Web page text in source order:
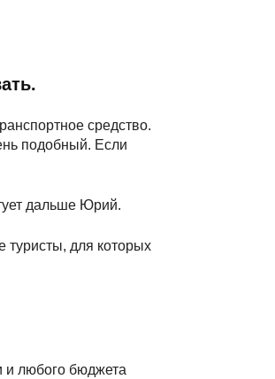
средство.
подобный. Если
дальше Юрий.
туристы, для которых
и любого бюджета